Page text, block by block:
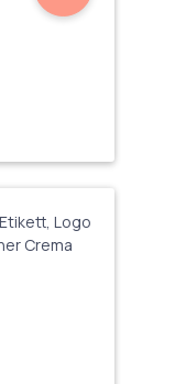
5 von 5 Sternen